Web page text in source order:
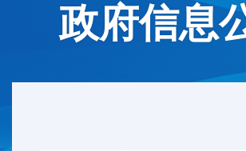
政府信息